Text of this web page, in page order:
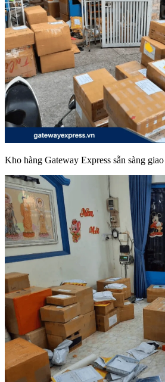
Kho hàng Gateway Express sẵn sàng giao